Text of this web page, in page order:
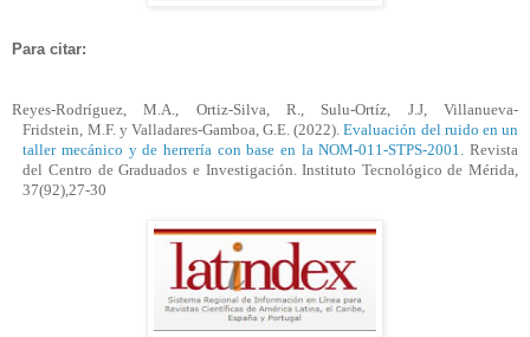
Para citar:
Reyes-Rodríguez,M.A ., Ortiz-Silva, R., Sulu-Ortíz J.J, Villanueva-
Fridstein M.F. y Valladares-Gamboa,G.E . (2022).Evaluación del ruido en un
taller mecánico y de herrería con base en la NOM-011-STPS-2001.
Revista
del Centro de Graduados e Investigación. Instituto Tecnológico de Mérida,
37(92), 27-30